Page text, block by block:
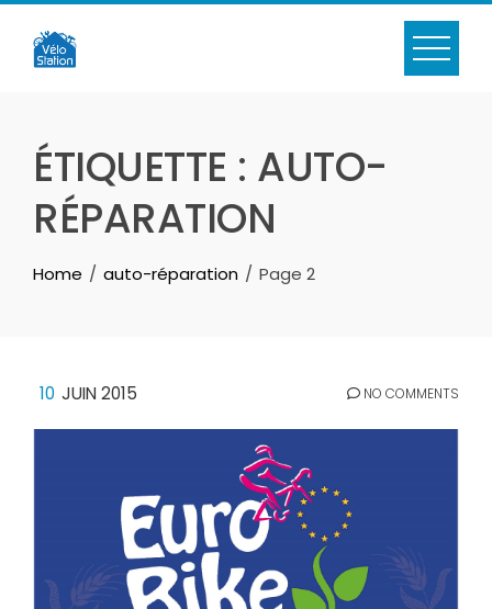
Skip
content
ÉTIQUETTE : AUTO-
RÉPARATION
Home auto-réparation Page 2
10 JUIN 2015 NO COMMENTS